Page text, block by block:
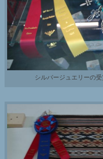
シルバージュエリーの